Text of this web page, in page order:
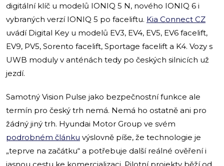
digitální klíč u modelů IONIQ 5 N, nového IONIQ 6 i
vybraných verzí IONIQ 5 po faceliftu. Kia Connect CZ
uvádí Digital Key u modelů EV3, EV4, EV5, EV6 facelift,
EV9, PV5, Sorento facelift, Sportage facelift a K4. Vozy s
UWB moduly v anténách tedy po českých silnicích už
jezdí.
Samotný Vision Pulse jako bezpečnostní funkce ale
termín pro český trh nemá. Nemá ho ostatně ani pro
žádný jiný trh. Hyundai Motor Group ve svém
podrobném článku výslovně píše, že technologie je
„teprve na začátku“ a potřebuje další reálné ověření i